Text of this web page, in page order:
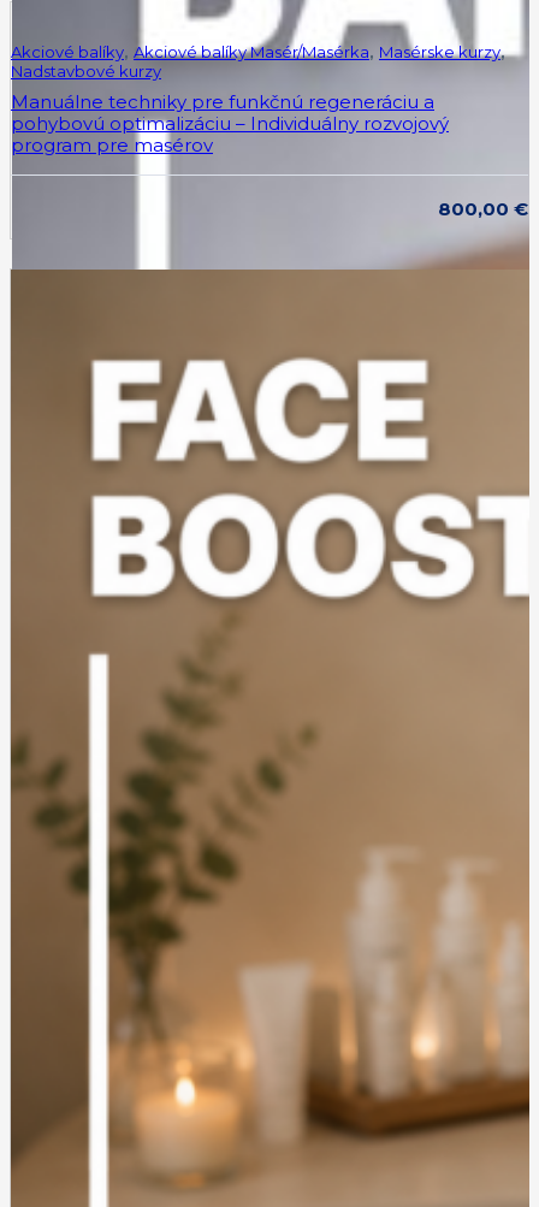
Akciové balíky, Akciové balíky Masér/Masérka, Masérske kurzy,
Nadstavbové kurzy
Manuálne techniky pre funkčnú regeneráciu a
pohybovú optimalizáciu – Individuálny rozvojový
program pre masérov
800,00 €